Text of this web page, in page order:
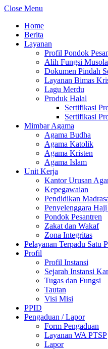
Close Menu
Home
Berita
Layanan
Profil Pondok
Alih Fungsi
Dokumen Pindah
Layanan Bimas
Lagu Merdu
Produk Halal
Sertifikasi
Sertifikasi
Mimbar Agama
Agama Budha
Agama Katolik
Agama Kristen
Agama Islam
Unit Kerja
Kantor Urusan
Kepegawaian
Pendidikan
Penyelenggara
Pondok Pesantren
Zakat dan Wakaf
Zona Integritas
Pelayanan Terpadu Satu
Profil
Profil Instansi
Sejarah Instansi
Tugas dan Fungsi
Tautan
Visi Misi
PPID
Pengaduan / Lapor
Form Pengaduan
Layanan WA PTSP
Lapor